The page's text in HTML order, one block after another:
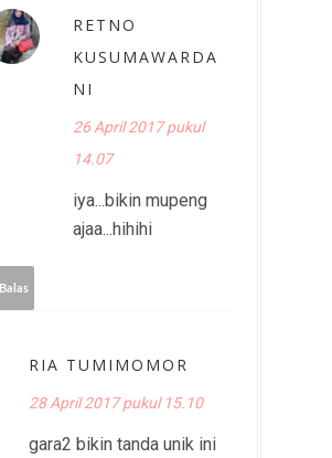
RETNO
KUSUMAWARDA
NI
26 April 2017 pukul
14.07
iya...bikin mupeng
ajaa...hihihi
Balas
RIA TUMIMOMOR
28 April 2017 pukul 15.10
gara2 bikin tanda unik ini